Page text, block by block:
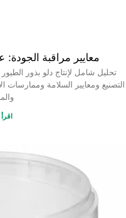
معايير مراقبة الجودة:
التصنيع ومعايير السلامة